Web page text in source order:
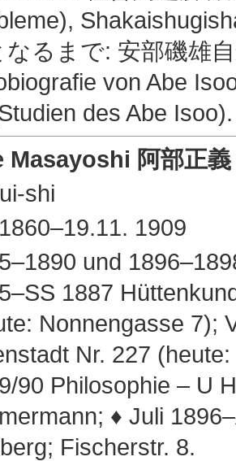
なるまで: 安部磯雄
von Abe
des Abe Isoo).
Masayoshi 阿部正義
shi
1909
und
1887
Nonnengasse 7);
Nr. 227
90 Philosophie – U
♦ Juli
Fischerstr. 8.